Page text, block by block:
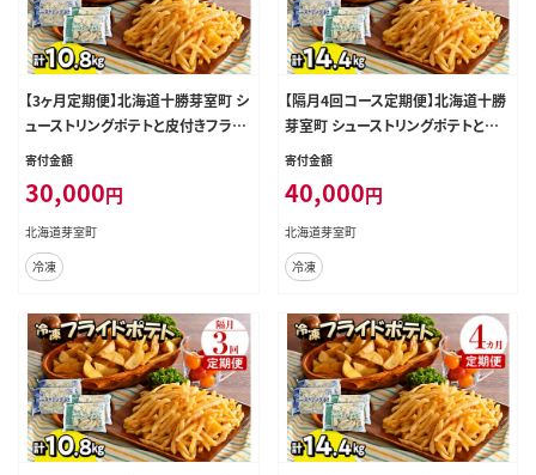
【3ヶ月定期便】北海道十勝芽室町 シ
ューストリングポテトと皮付きフライ
ポテト 各２袋セット me003-061-t3
寄付金額
30,000円
北海道芽室町
冷凍
【隔月4回コース定期便】北海道十勝
芽室町 シューストリングポテトと皮
付きフライポテト 各２袋セット me0
寄付金額
40,000円
北海道芽室町
冷凍